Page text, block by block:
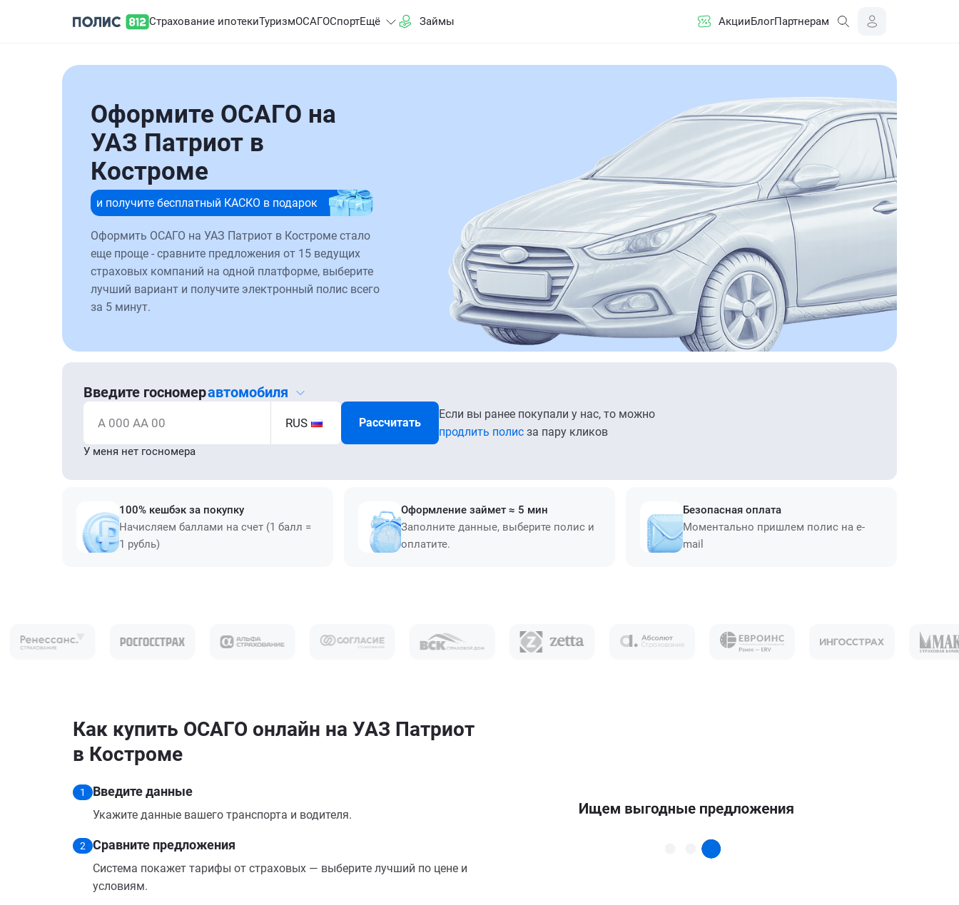
Страхование ипотекиТуризмОСАГОСпортЕщё Займы АкцииБлогПартнерам
Оформите ОСАГО на
УАЗ Патриот в
Костроме
и получите бесплатный КАСКО в подарок
Оформить ОСАГО на УАЗ Патриот в Костроме стало
еще проще - сравните предложения от 15 ведущих
страховых компаний на одной платформе, выберите
лучший вариант и получите электронный полис всего
за 5 минут.
Введите госномеравтомобиля
А 000 АА 00 RUS Рассчитать
Если вы ранее покупали у нас, то можно
продлить полис за пару кликов
У меня нет госномера
100% кешбэк за покупку
Начисляем баллами на счет (1 балл =
1 рубль)
Оформление займет ≈ 5 мин
Заполните данные, выберите полис и
оплатите.
Безопасная оплата
Моментально пришлем полис на e-
mail
Как купить ОСАГО онлайн на УАЗ Патриот
в Костроме
1 Введите данные
Укажите данные вашего транспорта и водителя.
2 Сравните предложения
Система покажет тарифы от страховых — выберите лучший по цене и
условиям.